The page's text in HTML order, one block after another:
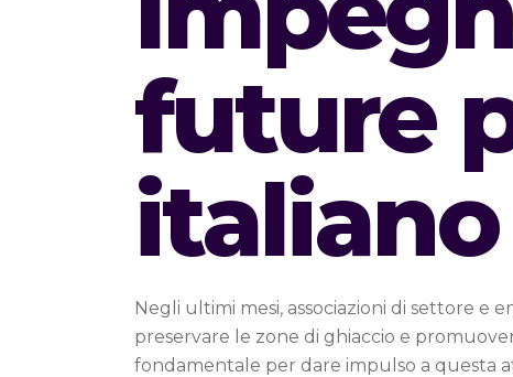
future
italiano
Negli ultimi mesi, associazioni di settore
preservare le zone di ghiaccio e
fondamentale per dare impulso a questa